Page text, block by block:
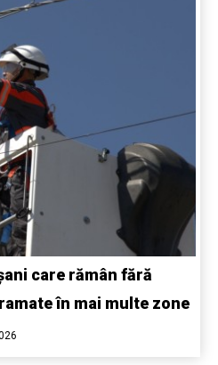
care rămân fără
în mai multe zone